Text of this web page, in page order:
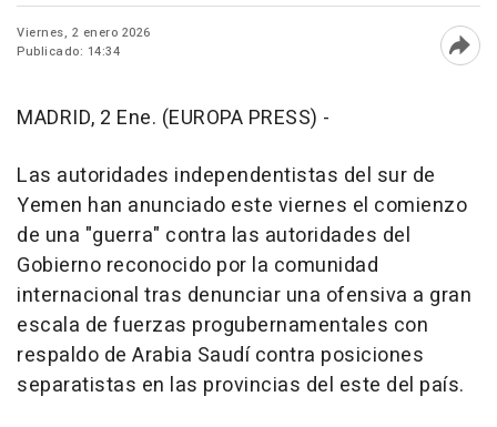
Viernes, 2 enero 2026
Publicado: 14:34
MADRID, 2 Ene. (EUROPA PRESS) -
Las autoridades independentistas del sur de
Yemen han anunciado este viernes el comienzo
de una "guerra" contra las autoridades del
Gobierno reconocido por la comunidad
internacional tras denunciar una ofensiva a gran
escala de fuerzas progubernamentales con
respaldo de Arabia Saudí contra posiciones
separatistas en las provincias del este del país.